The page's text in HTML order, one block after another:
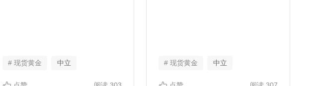
# 现货黄金 中立 # 现货黄金 中立